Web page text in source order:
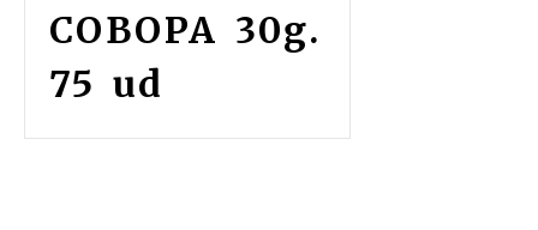
COBOPA 30g.
75 ud